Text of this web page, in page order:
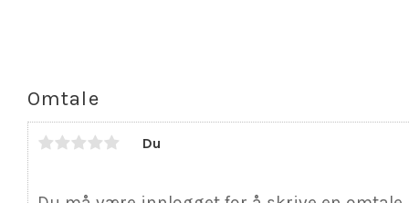
Omtale
Du